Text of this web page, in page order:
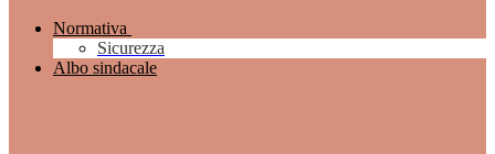
Normativa
Sicurezza
Albo sindacale